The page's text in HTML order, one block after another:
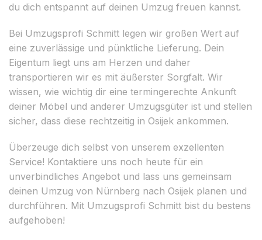
du dich entspannt auf deinen Umzug freuen kannst.
Bei Umzugsprofi Schmitt legen wir großen Wert auf
eine zuverlässige und pünktliche Lieferung. Dein
Eigentum liegt uns am Herzen und daher
transportieren wir es mit äußerster Sorgfalt. Wir
wissen, wie wichtig dir eine termingerechte Ankunft
deiner Möbel und anderer Umzugsgüter ist und stellen
sicher, dass diese rechtzeitig in Osijek ankommen.
Überzeuge dich selbst von unserem exzellenten
Service! Kontaktiere uns noch heute für ein
unverbindliches Angebot und lass uns gemeinsam
deinen Umzug von Nürnberg nach Osijek planen und
durchführen. Mit Umzugsprofi Schmitt bist du bestens
aufgehoben!